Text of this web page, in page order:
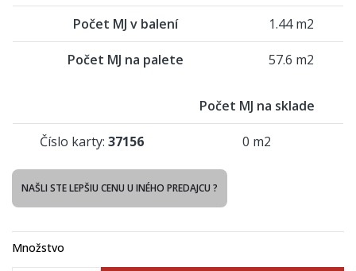
Počet MJ v balení 1.44 m2
Počet MJ na palete 57.6 m2
Počet MJ na sklade
Číslo karty: 37156 0 m2
NAŠLI STE LEPŠIU CENU U INÉHO PREDAJCU ?
Množstvo